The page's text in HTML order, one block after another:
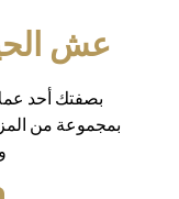
عش
بصفتك أحد
بمجموعة من